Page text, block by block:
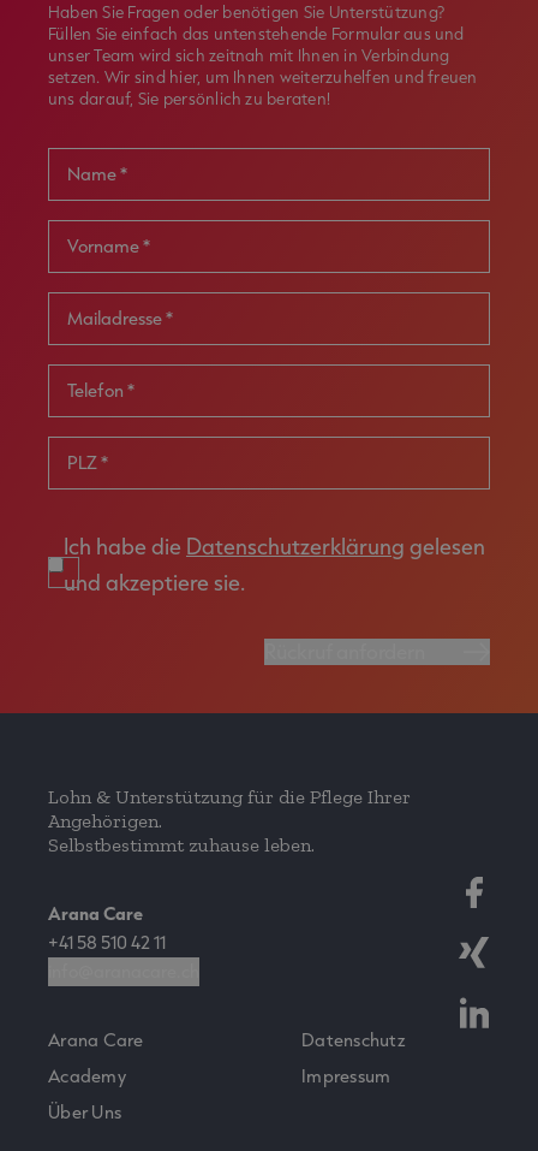
Haben Sie Fragen oder benötigen Sie Unterstützung?
Füllen Sie einfach das untenstehende Formular aus und
unser Team wird sich zeitnah mit Ihnen in Verbindung
setzen. Wir sind hier, um Ihnen weiterzuhelfen und freuen
uns darauf, Sie persönlich zu beraten!
Name *
Vorname *
Mailadresse *
Telefon *
PLZ *
Ich habe die Datenschutzerklärung gelesen
und akzeptiere sie.
Lohn & Unterstützung für die Pflege Ihrer
Angehörigen.
Selbstbestimmt zuhause leben.
Arana Care
Academy
Über Uns
Datenschutz
Impressum
Arana Care
+41 58 510 42 11